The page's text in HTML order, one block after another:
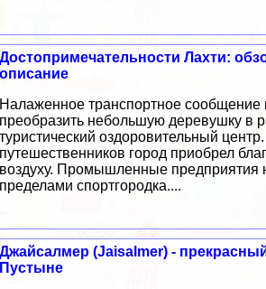
Достопримечательности Лахти:
описание
Налаженное транспортное сообщение
преобразить небольшую деревушку в
туристический оздоровительный
путешественников город приобрел
воздуху. Промышленные предприятия
пределами спортгородка....
Джайсалмер (Jaisalmer) -
Пустыне